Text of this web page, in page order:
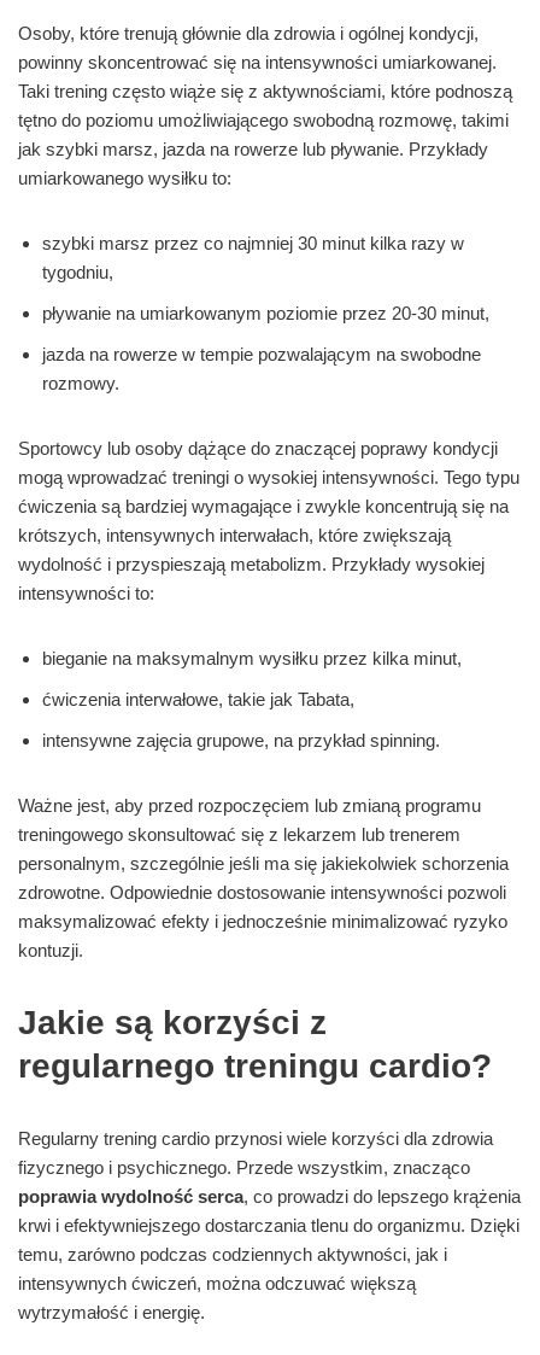
Osoby, które trenują głównie dla zdrowia i ogólnej kondycji,
powinny skoncentrować się na intensywności umiarkowanej.
Taki trening często wiąże się z aktywnościami, które podnoszą
tętno do poziomu umożliwiającego swobodną rozmowę, takimi
jak szybki marsz, jazda na rowerze lub pływanie. Przykłady
umiarkowanego wysiłku to:
szybki marsz przez co najmniej 30 minut kilka razy w
tygodniu,
pływanie na umiarkowanym poziomie przez 20-30 minut,
jazda na rowerze w tempie pozwalającym na swobodne
rozmowy.
Sportowcy lub osoby dążące do znaczącej poprawy kondycji
mogą wprowadzać treningi o wysokiej intensywności. Tego typu
ćwiczenia są bardziej wymagające i zwykle koncentrują się na
krótszych, intensywnych interwałach, które zwiększają
wydolność i przyspieszają metabolizm. Przykłady wysokiej
intensywności to:
bieganie na maksymalnym wysiłku przez kilka minut,
ćwiczenia interwałowe, takie jak Tabata,
intensywne zajęcia grupowe, na przykład spinning.
Ważne jest, aby przed rozpoczęciem lub zmianą programu
treningowego skonsultować się z lekarzem lub trenerem
personalnym, szczególnie jeśli ma się jakiekolwiek schorzenia
zdrowotne. Odpowiednie dostosowanie intensywności pozwoli
maksymalizować efekty i jednocześnie minimalizować ryzyko
kontuzji.
Jakie są korzyści z
regularnego treningu cardio?
Regularny trening cardio przynosi wiele korzyści dla zdrowia
fizycznego i psychicznego. Przede wszystkim, znacząco
poprawia wydolność serca, co prowadzi do lepszego krążenia
krwi i efektywniejszego dostarczania tlenu do organizmu. Dzięki
temu, zarówno podczas codziennych aktywności, jak i
intensywnych ćwiczeń, można odczuwać większą
wytrzymałość i energię.